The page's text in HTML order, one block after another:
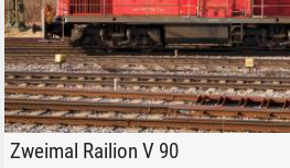
Zwei V 90 der RailioN am Bahnhof
Zweimal Railion V 90